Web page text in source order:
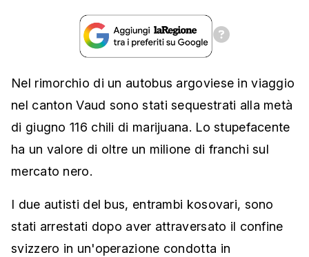
Nel rimorchio di un autobus argoviese in viaggio
nel canton Vaud sono stati sequestrati alla metà
di giugno 116 chili di marijuana. Lo stupefacente
ha un valore di oltre un milione di franchi sul
mercato nero.
I due autisti del bus, entrambi kosovari, sono
stati arrestati dopo aver attraversato il confine
svizzero in un'operazione condotta in